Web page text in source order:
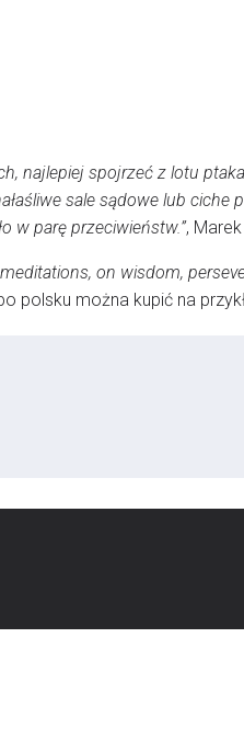
najlepiej spojrzeć z lotu
sale sądowe lub ciche
w parę przeciwieństw.”,
on wisdom,
polsku można kupić na